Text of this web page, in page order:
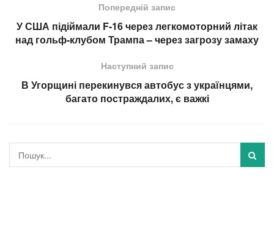
Попередній запис
У США підіймали F-16 через легкомоторний літак
над гольф-клубом Трампа – через загрозу замаху
Наступний запис
В Угорщині перекинувся автобус з українцями,
багато постраждалих, є важкі